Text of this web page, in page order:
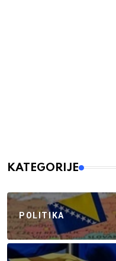
KATEGORIJE
POLITIKA